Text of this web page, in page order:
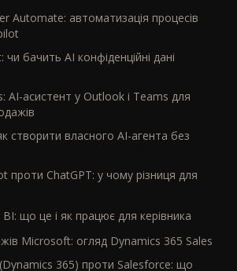
Automate: автоматизація процесів
бачить AI конфіденційні дані
AI-асистент у Outlook і Teams для
створити власного AI-агента без
проти ChatGPT: у чому різниця для
що це і як працює для керівника
Microsoft: огляд Dynamics 365 Sales
365) проти Salesforce: що